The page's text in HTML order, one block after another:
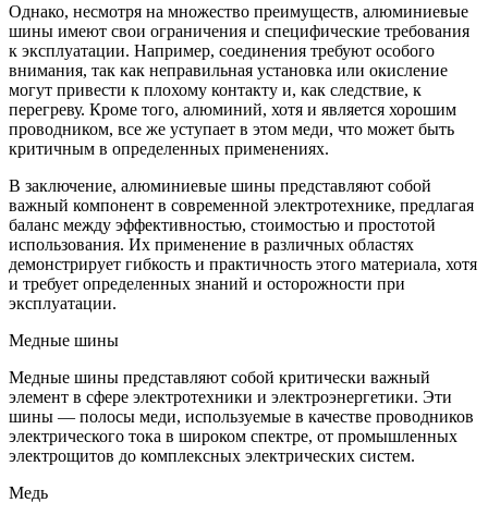
Однако, несмотря на множество преимуществ, алюминиевые
шины имеют свои ограничения и специфические требования
к эксплуатации. Например, соединения требуют особого
внимания, так как неправильная установка или окисление
могут привести к плохому контакту и, как следствие, к
перегреву. Кроме того, алюминий, хотя и является хорошим
проводником, все же уступает в этом меди, что может быть
критичным в определенных применениях.
В заключение, алюминиевые шины представляют собой
важный компонент в современной электротехнике, предлагая
баланс между эффективностью, стоимостью и простотой
использования. Их применение в различных областях
демонстрирует гибкость и практичность этого материала, хотя
и требует определенных знаний и осторожности при
эксплуатации.
Медные шины
Медные шины представляют собой критически важный
элемент в сфере электротехники и электроэнергетики. Эти
шины — полосы меди, используемые в качестве проводников
электрического тока в широком спектре, от промышленных
электрощитов до комплексных электрических систем.
Медь